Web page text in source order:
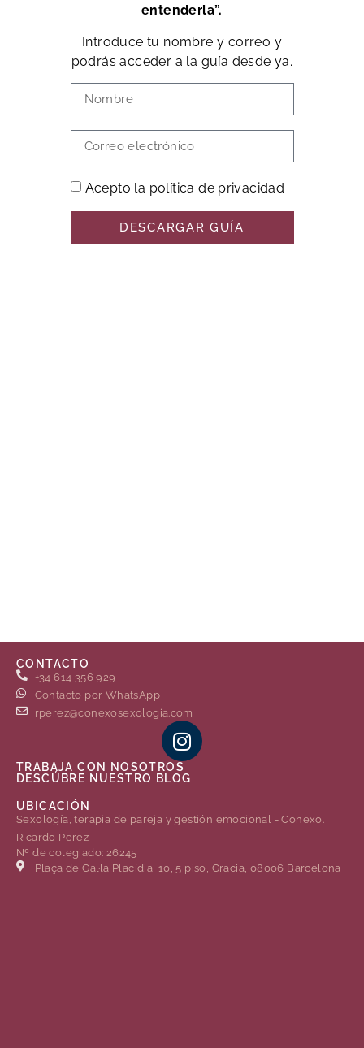
entenderla”.
Introduce tu nombre y correo y
podrás acceder a la guía desde ya.
Acepto la política de privacidad
DESCARGAR GUÍA
CONTACTO
+34 614 356 929
Contacto por WhatsApp
rperez@conexosexologia.com
TRABAJA CON NOSOTROS
DESCÚBRE NUESTRO BLOG
UBICACIÓN
Sexología, terapia de pareja y gestión emocional - Conexo.
Ricardo Perez
Nº de colegiado: 26245
Plaça de Gal·la Placídia, 10, 5 piso, Gracia, 08006 Barcelona